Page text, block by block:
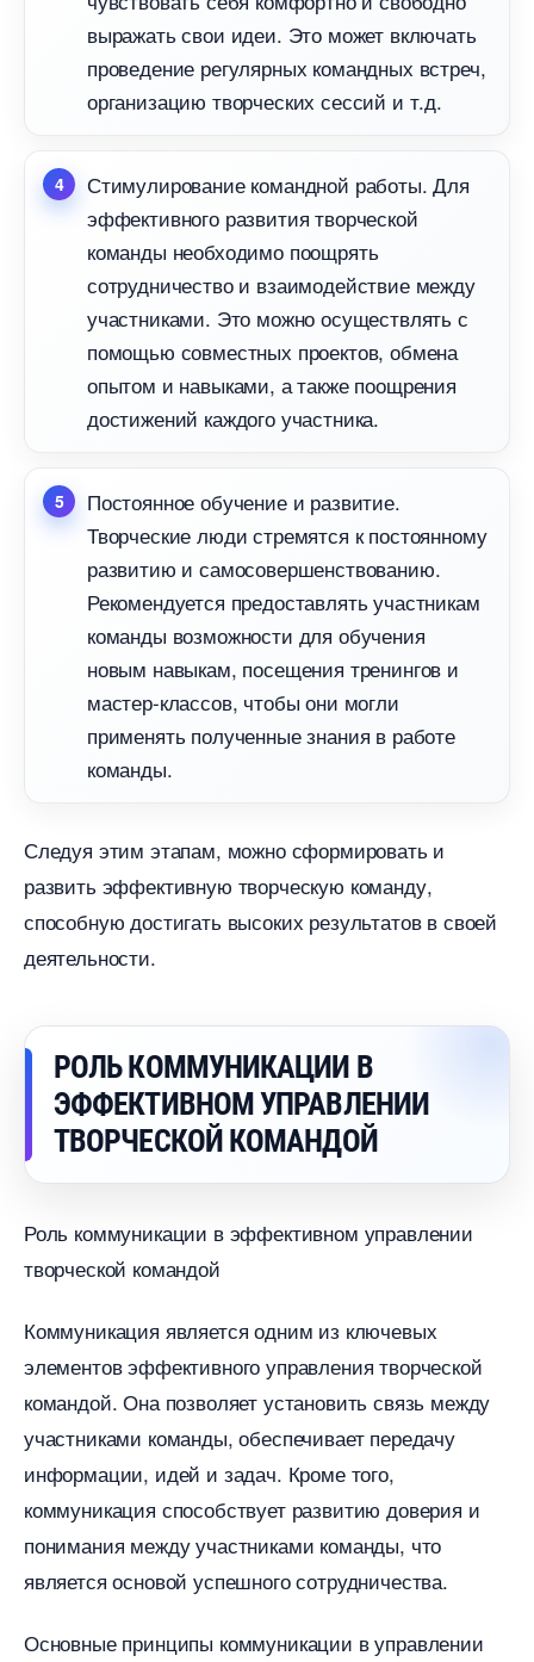
ыражать свои идеи. Это может включать
проведение регулярных командных встреч,
организацию творческих сессий и т.д.
Стимулирование командной работы. Для
эффективного развития творческой
команды необходимо поощрять
сотрудничество и взаимодействие между
участниками. Это можно осуществлять с
помощью совместных проектов, обмена
опытом и навыками, а также поощрения
достижений каждого участника.
Постоянное обучение и развитие.
Творческие люди стремятся к постоянному
развитию и самосовершенствованию.
Рекомендуется предоставлять участникам
команды возможности для обучения
новым навыкам, посещения тренингов и
мастер-классов, чтобы они могли
применять полученные знания в работе
команды.
Следуя этим этапам, можно сформировать и
развить эффективную творческую команду,
способную достигать высоких результатов в своей
деятельности.
РОЛЬ КОММУНИКАЦИИ
ЭФФЕКТИВНОМ УПРАВЛЕНИИ
ТВОРЧЕСКОЙ КОМАНДОЙ
Роль коммуникации в эффективном управлении
творческой командой
Коммуникация является одним из ключевых
элементов эффективного управления творческой
командой. Она позволяет установить связь между
участниками команды, обеспечивает передачу
информации, идей и задач. Кроме того,
коммуникация способствует развитию доверия и
понимания между участниками команды, что
является основой успешного сотрудничества.
Основные принципы коммуникации в управлении